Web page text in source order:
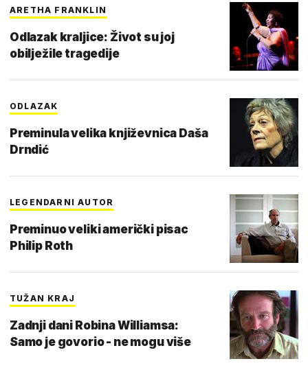
ARETHA FRANKLIN
Odlazak kraljice: Život su joj
obilježile tragedije
ODLAZAK
Preminula velika književnica Daša
Drndić
LEGENDARNI AUTOR
Preminuo veliki američki pisac
Philip Roth
TUŽAN KRAJ
Zadnji dani Robina Williamsa:
Samo je govorio - ne mogu više